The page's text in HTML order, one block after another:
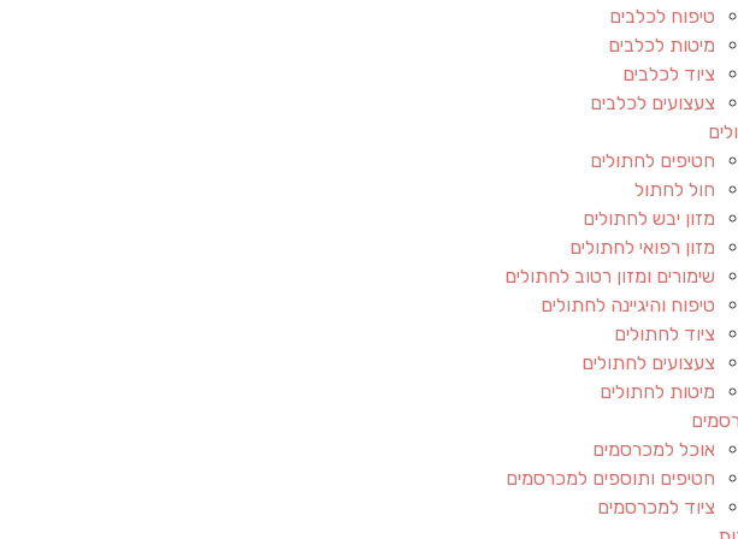
טיפוח לכלבים
מיטות לכלבים
ציוד לכלבים
צעצועים לכלבים
חטיפים לחתולים
חול לחתול
מזון יבש לחתולים
מזון רפואי לחתולים
שימורים ומזון רטוב לחתולים
טיפוח והיגיינה לחתולים
ציוד לחתולים
צעצועים לחתולים
מיטות לחתולים
אוכל למכרסמים
חטיפים ותוספים למכרסמים
ציוד למכרסמים